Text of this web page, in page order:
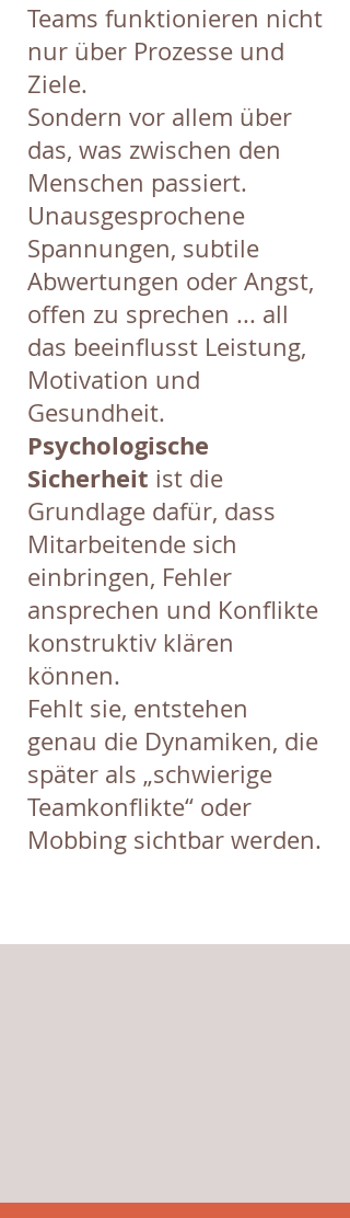
Teams funktionieren nicht
nur über Prozesse und
Ziele.
Sondern vor allem über
das, was zwischen den
Menschen passiert.
Unausgesprochene
Spannungen, subtile
Abwertungen oder Angst,
offen zu sprechen ... all
das beeinflusst Leistung,
Motivation und
Gesundheit.
Psychologische
Sicherheit ist die
Grundlage dafür, dass
Mitarbeitende sich
einbringen, Fehler
ansprechen und Konflikte
konstruktiv klären
können.
Fehlt sie, entstehen
genau die Dynamiken, die
später als „schwierige
Teamkonflikte“ oder
Mobbing sichtbar werden.